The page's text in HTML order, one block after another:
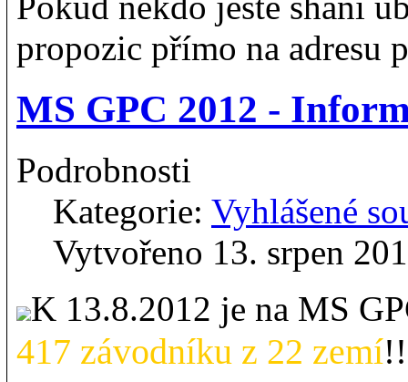
propozic přímo na adresu
MS GPC 2012 -
Podrobnosti
Kategorie: Vyhlášené
Vytvořeno 13. srpen
K 13.8.2012 je na MS
417 závodníku z 22 zemí